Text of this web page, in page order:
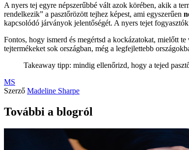
A nyers tej egyre népszerűbbé vált azok körében, akik a
rendelkezik” a pasztőrözött tejhez képest, ami egyszerűen
kapcsolódó járványok jelentőségét. A nyers tejet
Fontos, hogy ismerd és megértsd a kockázatokat, mielőtt
tejtermékeket sok országban, még a legfejlettebb
Takeaway tipp: mindig ellenőrizd, hogy a tejed
MS
Szerző Madeline Sharpe
További a blogról